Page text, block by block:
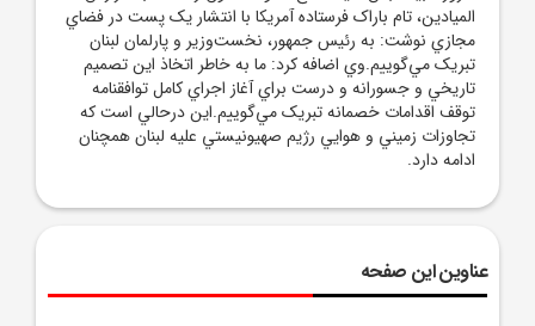
الميادين، تام باراک فرستاده آمريکا با انتشار يک پست در فضاي
مجازي نوشت: به رئيس جمهور، نخست‌وزير و پارلمان لبنان
تبريک مي‌گوييم.وي اضافه کرد: ما به خاطر اتخاذ اين تصميم
تاريخي و جسورانه و درست براي آغاز اجراي کامل توافقنامه
توقف اقدامات خصمانه تبريک مي‌گوييم.اين درحالي است که
تجاوزات زميني و هوايي رژيم صهيونيستي عليه لبنان همچنان
ادامه دارد.
عناوین این صفحه